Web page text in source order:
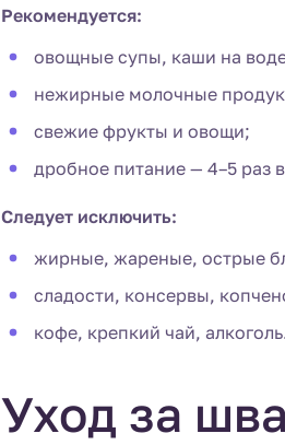
Рекомендуется:
овощные супы, каши на
нежирные молочные
свежие фрукты и овощи;
дробное питание — 4–5 раз
Следует исключить:
жирные, жареные, острые
сладости, консервы,
кофе, крепкий чай,
Уход за